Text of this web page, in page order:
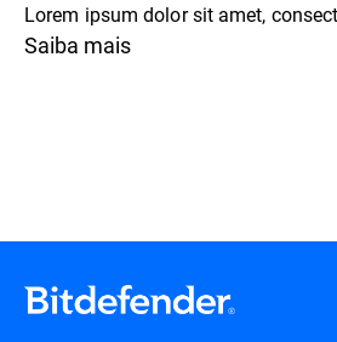
Lorem ipsum dolor sit amet,
Saiba mais